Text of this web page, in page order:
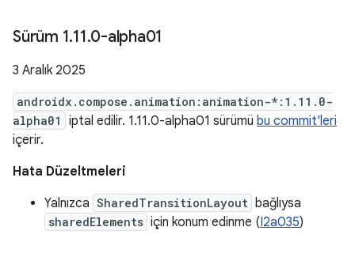
Sürüm 1.11.0-alpha01
3 Aralık 2025
androidx.compose.animation:animation-*:1.11.0-
alpha01
iptal edilir. 1.11.0-alpha01 sürümü bu commit'leri
içerir.
Hata Düzeltmeleri
Yalnızca SharedTransitionLayout bağlıysa
sharedElements için konum edinme (I2a035)